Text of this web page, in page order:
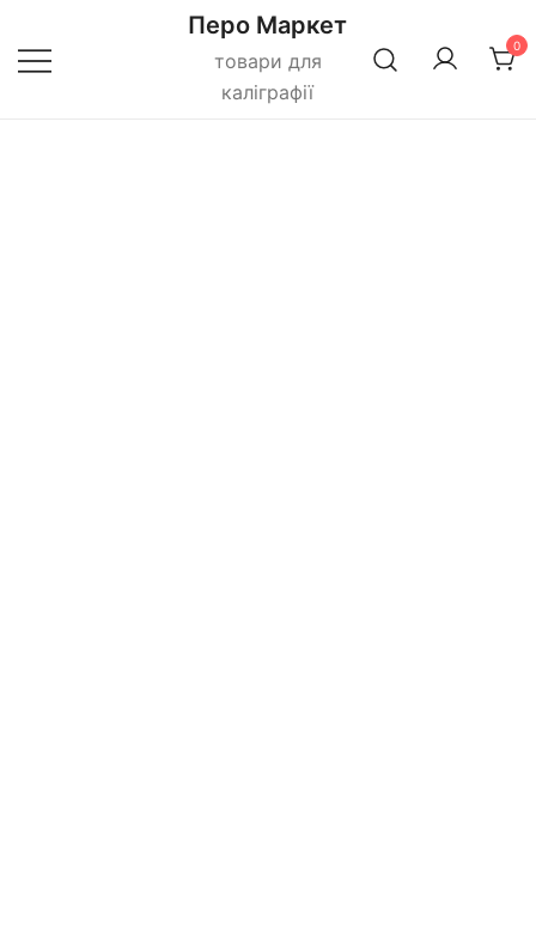
до
вмісту
Перо Маркет
товари для
каліграфії
0